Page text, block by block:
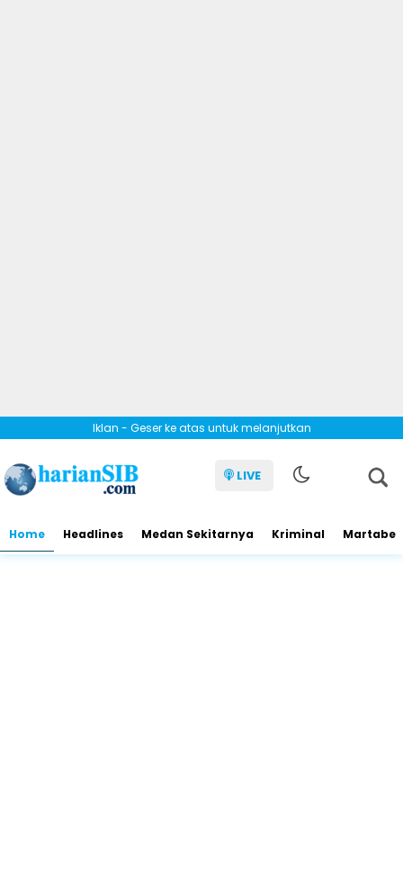
Iklan - Geser ke atas untuk melanjutkan
LIVE
Home Headlines Medan Sekitarnya Kriminal Martabe